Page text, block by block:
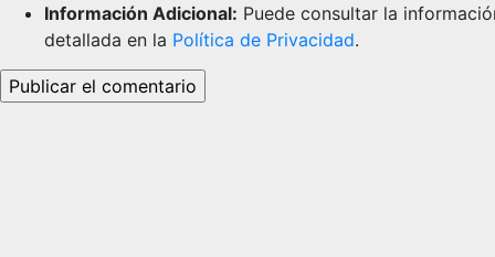
Información Adicional: Puede consultar la
detallada en la Política de Privacidad.